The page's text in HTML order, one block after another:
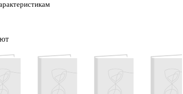
и булочками поднимет настроение и выделит вас
сумка легко заменит несколько пакетов: в неё
контейнеры с едой и всё необходимое на день.